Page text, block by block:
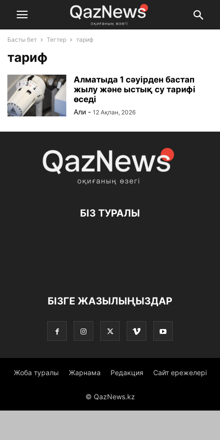
Басты бет Тегтер тариф
тариф
Алматыда 1 сәуірден бастап
жылу және ыстық су тарифі
өседі
Али - 12 Ақпан, 2026
БІЗ ТУРАЛЫ
БІЗГЕ ЖАЗЫЛЫҢЫЗДАР
Жоба туралы Жарнама Редакция Сайт ережелері
© QazNews.kz